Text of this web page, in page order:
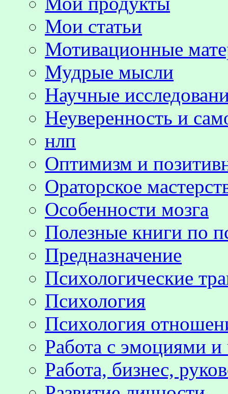
Мои статьи
Мотивационные
Мудрые мысли
Научные
Неуверенность и
нлп
Оптимизм и
Ораторское
Особенности мозга
Полезные книги по
Предназначение
Психологические
Психология
Психология
Работа с эмоциями и
Работа, бизнес,